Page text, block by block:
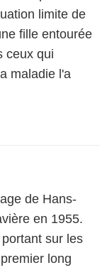
limite de
fille entourée
ceux qui
maladie l'a
de Hans-
en 1955.
sur les
long